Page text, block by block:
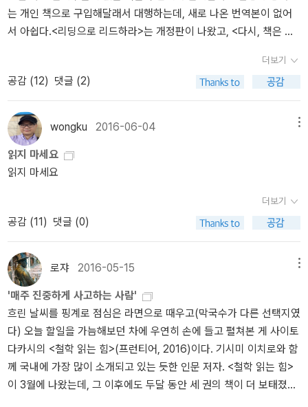
는 개인 책으로 구입해달래서 대행하는데, 새로 나온 번역본이 없어
서 아쉽다.<리딩으로 리드하라>는 개정판이 나왔고, <다시, 책은 도
더보기
공감 (12) 댓글 (2)
wongku 2016-06-04
읽지 마세요
읽지 마세요
더보기
공감 (11 ) 댓글 (0)
로쟈 2016-05-15
'매주 진중하게 사고하는 사람'
흐린 날씨를 핑계로 점심은 라면으로 때우고(막국수가 다른 선택지였
다) 오늘 할일을 가늠해보던 차에 우연히 손에 들고 펼쳐본 게 사이토
다카시의 <철학 읽는 힘>(프런티어, 2016)이다. 기시미 이치로와 함
께 국내에 가장 많이 소개되고 있는 듯한 인문 저자. <철학 읽는 힘>
이 3월에 나왔는데, 그 이후에도 두달 동안 세 권의 책이 더 보태졌다.